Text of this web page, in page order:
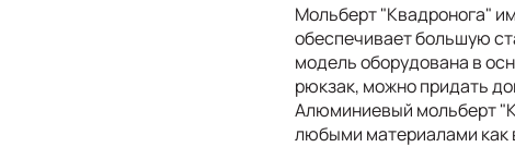
Мольберт "Квадронога"
обеспечивает большую
модель оборудована в
рюкзак, можно придать
Алюминиевый мольберт
любыми материалами как